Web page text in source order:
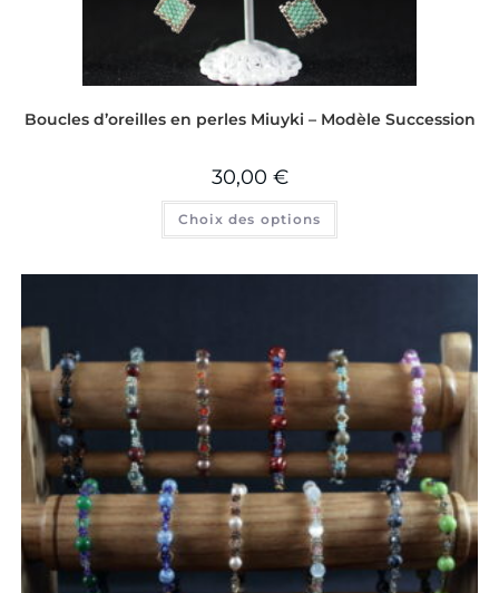
Boucles d’oreilles en perles Miuyki – Modèle Succession
30,00 €
Choix des options